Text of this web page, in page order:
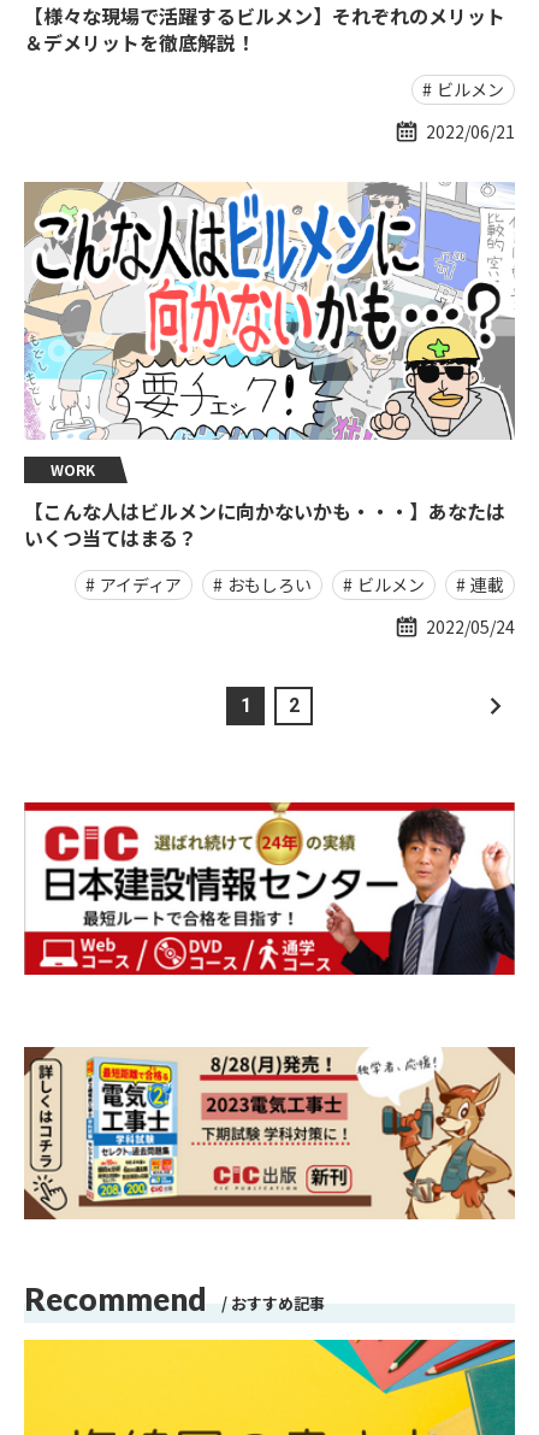
【様々な現場で活躍するビルメン】それぞれのメリット
＆デメリットを徹底解説！
ビルメン
2022/06/21
WORK
【こんな人はビルメンに向かないかも・・・】あなたは
いくつ当てはまる？
アイディア おもしろい ビルメン
連載
2022/05/24
1 2
Recommend おすすめ記事